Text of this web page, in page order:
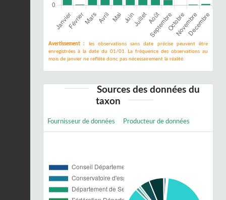
Avertissement :
les observations sans date précise peuvent être
enregistrées à la date du 01/01. La fréquence des observations au
mois de janvier ne reflète donc pas nécessairement la réalité.
Sources des données du
taxon
Fournisseur de données Producteur de données